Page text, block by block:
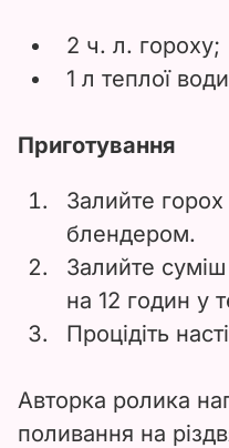
2 ч. л. гороху;
1 л теплої
Приготування
Залийте горох
блендером.
Залийте
на 12 годин у
Процідіть
Авторка ролика
поливання на